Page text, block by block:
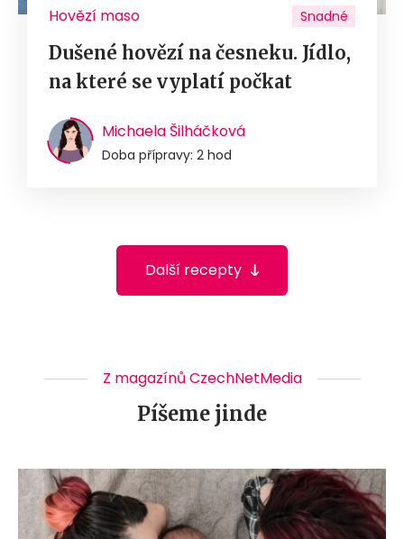
Hovězí maso Snadné
Dušené hovězí na česneku. Jídlo,
na které se vyplatí počkat
Michaela Šilháčková
Doba přípravy: 2 hod
Další recepty
Z magazínů CzechNetMedia
Píšeme jinde